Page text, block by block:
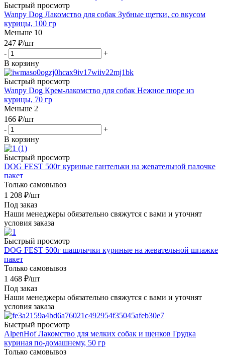
Быстрый просмотр
Wanpy Dog Лакомство для собак Зубные щетки, со вкусом
курицы, 100 гр
Меньше 10
247 ₽/шт
-
+
В корзину
Быстрый просмотр
Wanpy Dog Крем-лакомство для собак Нежное пюре из
курицы, 70 гр
Меньше 2
166 ₽/шт
-
+
В корзину
Быстрый просмотр
DOG FEST 500г куриные гантельки на жевательной палочке
пакет
Только самовывоз
1 208 ₽/шт
Под заказ
Наши менеджеры обязательно свяжутся с вами и уточнят
условия заказа
Быстрый просмотр
DOG FEST 500г шашлычки куриные на жевательной шпажке
пакет
Только самовывоз
1 468 ₽/шт
Под заказ
Наши менеджеры обязательно свяжутся с вами и уточнят
условия заказа
Быстрый просмотр
AlpenHof Лакомство для мелких собак и щенков Грудка
куриная по-домашнему, 50 гр
Только самовывоз